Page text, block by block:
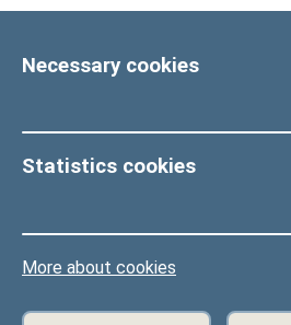
Necessary cookies
Statistics cookies
More about cookies
Sitting in progress